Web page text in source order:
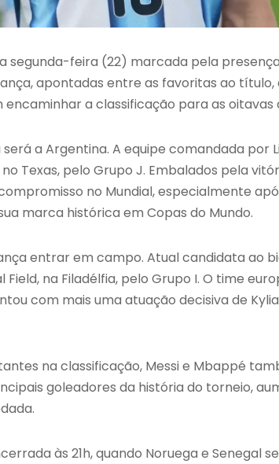
segunda-feira (22) marcada pela
apontadas entre as favoritas ao
a classificação para as oitavas
a Argentina. A equipe comandada por
no Texas, pelo Grupo J. Embalados pela
no Mundial, especialmente
marca histórica em Copas do Mundo.
entrar em campo. Atual candidata ao
na Filadélfia, pelo Grupo I. O time
com mais uma atuação decisiva de
na classificação, Messi e Mbappé
goleadores da história do torneio,
às 21h, quando Noruega e Senegal